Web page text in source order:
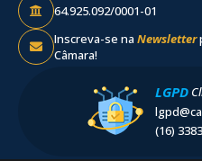
64.925.092/0001-01
Inscreva-se na Newsletter
Câmara!
LGPD
(16)